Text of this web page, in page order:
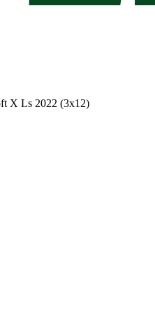
X Ls 2022 (3x12)